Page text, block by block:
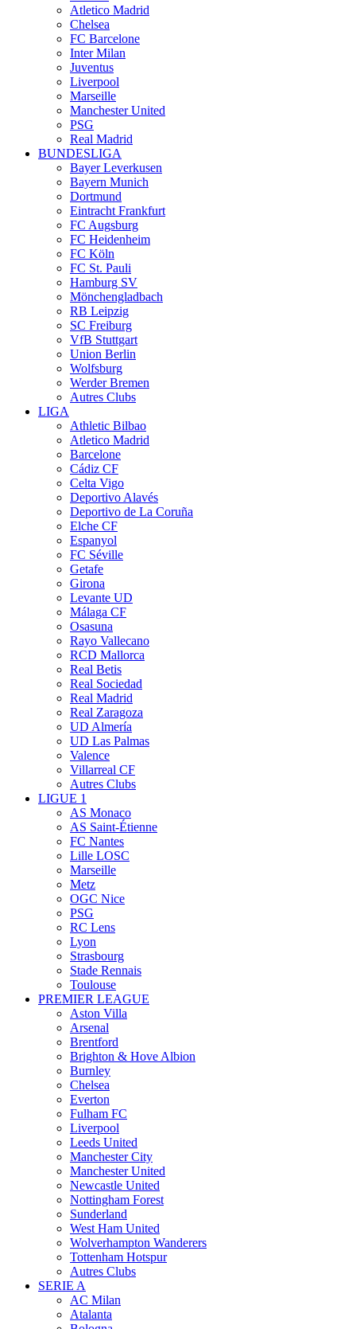
Atletico Madrid
Chelsea
FC Barcelone
Inter Milan
Juventus
Liverpool
Marseille
Manchester United
PSG
Real Madrid
BUNDESLIGA
Bayer Leverkusen
Bayern Munich
Dortmund
Eintracht Frankfurt
FC Augsburg
FC Heidenheim
FC Köln
FC St. Pauli
Hamburg SV
Mönchengladbach
RB Leipzig
SC Freiburg
VfB Stuttgart
Union Berlin
Wolfsburg
Werder Bremen
Autres Clubs
LIGA
Athletic Bilbao
Atletico Madrid
Barcelone
Cádiz CF
Celta Vigo
Deportivo Alavés
Deportivo de La Coruña
Elche CF
Espanyol
FC Séville
Getafe
Girona
Levante UD
Málaga CF
Osasuna
Rayo Vallecano
RCD Mallorca
Real Betis
Real Sociedad
Real Madrid
Real Zaragoza
UD Almería
UD Las Palmas
Valence
Villarreal CF
Autres Clubs
LIGUE 1
AS Monaco
AS Saint-Étienne
FC Nantes
Lille LOSC
Marseille
Metz
OGC Nice
PSG
RC Lens
Lyon
Strasbourg
Stade Rennais
Toulouse
PREMIER LEAGUE
Aston Villa
Arsenal
Brentford
Brighton & Hove Albion
Burnley
Chelsea
Everton
Fulham FC
Liverpool
Leeds United
Manchester City
Manchester United
Newcastle United
Nottingham Forest
Sunderland
West Ham United
Wolverhampton Wanderers
Tottenham Hotspur
Autres Clubs
SERIE A
AC Milan
Atalanta